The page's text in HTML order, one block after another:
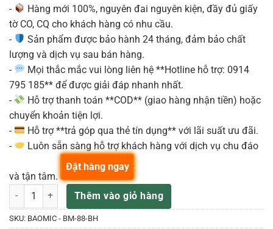
-
Hàng mới 100%, nguyên đai nguyên kiện, đầy đủ giấy
tờ CO, CQ cho khách hàng có nhu cầu.
-
Sản phẩm được bảo hành 24 tháng, đảm bảo chất
lượng và dịch vụ sau bán hàng.
-
Mọi thắc mắc vui lòng liên hệ **Hotline hỗ trợ: 0914
795 185** để được giải đáp nhanh nhất.
-
Hỗ trợ thanh toán **COD** (giao hàng nhận tiền) hoặc
chuyển khoản tiện lợi.
-
Hỗ trợ **trả góp qua thẻ tín dụng** với lãi suất ưu đãi.
-
Luôn sẵn sàng hỗ trợ khách hàng với dịch vụ chu đáo
và tận tâm.
BAOMIC BM88 BH Headset số lượng
Thêm vào giỏ hàng
Đặt hàng ngay
SKU: BAOMIC - BM-88-BH